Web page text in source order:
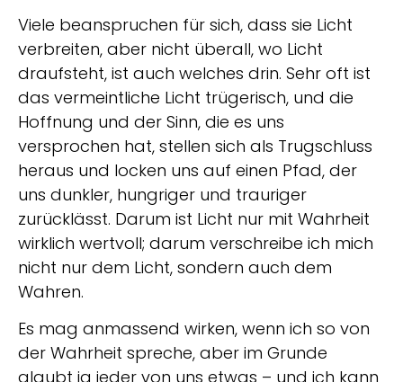
Viele beanspruchen für sich, dass sie Licht
verbreiten, aber nicht überall, wo Licht
draufsteht, ist auch welches drin. Sehr oft ist
das vermeintliche Licht trügerisch, und die
Hoffnung und der Sinn, die es uns
versprochen hat, stellen sich als Trugschluss
heraus und locken uns auf einen Pfad, der
uns dunkler, hungriger und trauriger
zurücklässt. Darum ist Licht nur mit Wahrheit
wirklich wertvoll; darum verschreibe ich mich
nicht nur dem Licht, sondern auch dem
Wahren.
Es mag anmassend wirken, wenn ich so von
der Wahrheit spreche, aber im Grunde
glaubt ja jeder von uns etwas – und ich kann